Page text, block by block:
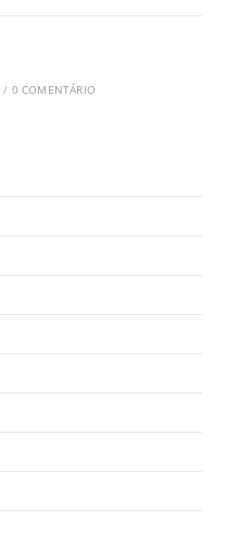
/ 0 COMENTÁRIO